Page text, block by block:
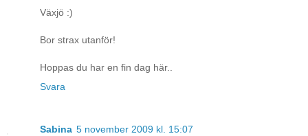
Växjö :)
Bor strax utanför!
Hoppas du har en fin dag här..
Svara
Sabina 5 november 2009 kl. 15:07